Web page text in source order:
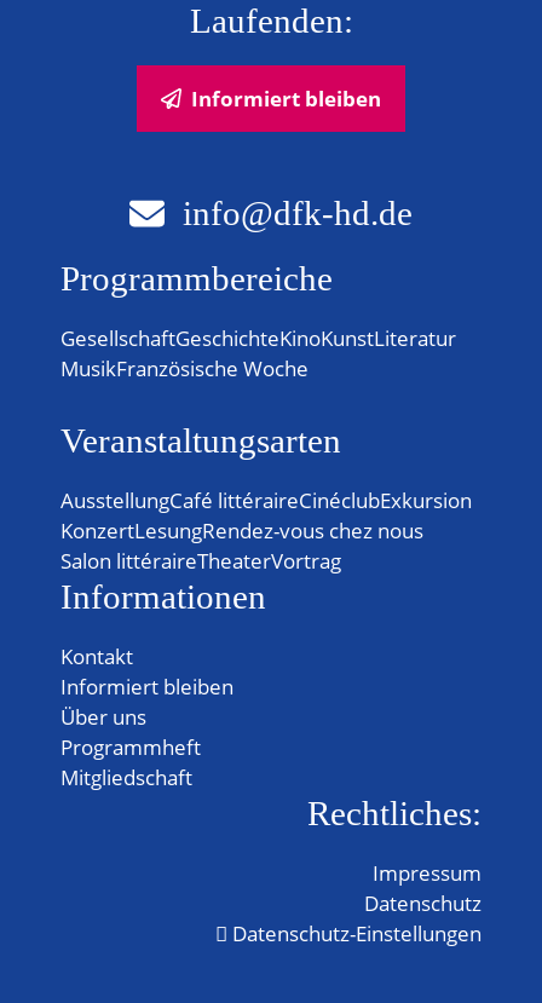
Laufenden:
Informiert bleiben
info@dfk-hd.de
Programmbereiche
GesellschaftGeschichteKinoKunstLiteratur
MusikFranzösische Woche
Veranstaltungsarten
AusstellungCafé littéraireCinéclubExkursion
KonzertLesungRendez-vous chez nous
Salon littéraireTheaterVortrag
Informationen
Kontakt
Informiert bleiben
Über uns
Programmheft
Mitgliedschaft
Rechtliches:
Impressum
Datenschutz
Datenschutz-Einstellungen